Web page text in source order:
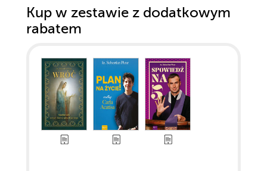
Kup w zestawie z dodatkowym
rabatem